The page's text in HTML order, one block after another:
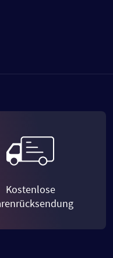
Kostenlose